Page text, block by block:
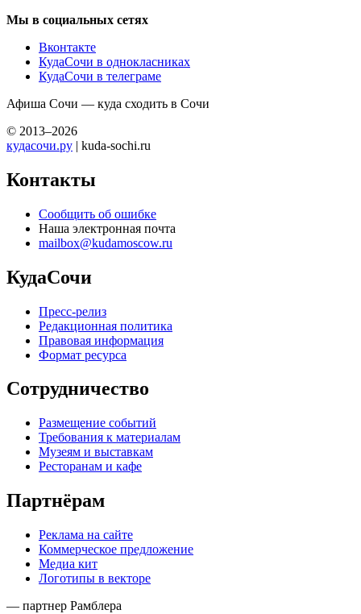
Мы в социальных сетях
Вконтакте
КудаСочи в однокласниках
КудаСочи в телеграме
Афиша Сочи — куда сходить в Сочи
© 2013–2026
кудасочи.ру | kuda-sochi.ru
Контакты
Сообщить об ошибке
Наша электронная почта
mailbox@kudamoscow.ru
КудаСочи
Пресс-релиз
Редакционная политика
Правовая информация
Формат ресурса
Сотрудничество
Размещение событий
Требования к материалам
Музеям и выставкам
Ресторанам и кафе
Партнёрам
Реклама на сайте
Коммерческое предложение
Медиа кит
Логотипы в векторе
— партнер Рамблера